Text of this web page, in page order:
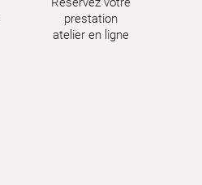
prestation
atelier en ligne